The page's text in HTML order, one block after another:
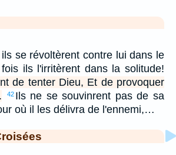
se révoltèrent contre lui dans le
ils l'irritèrent dans la solitude!
de tenter Dieu, Et de provoquer
42 Ils ne se souvinrent pas de sa
où il les délivra de l'ennemi,…